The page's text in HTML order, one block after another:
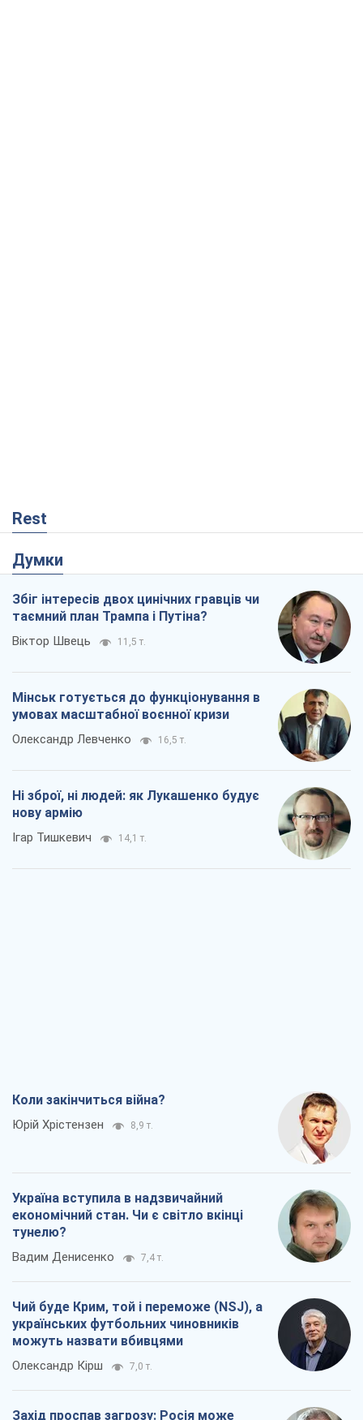
Rest
Думки
Збіг інтересів двох цинічних гравців чи
таємний план Трампа і Путіна?
Віктор Швець 11,5 т.
Мінськ готується до функціонування в
умовах масштабної воєнної кризи
Олександр Левченко 16,5 т.
Ні зброї, ні людей: як Лукашенко будує
нову армію
Ігар Тишкевич 14,1 т.
Коли закінчиться війна?
Юрій Хрістензен 8,9 т.
Україна вступила в надзвичайний
економічний стан. Чи є світло вкінці
тунелю?
Вадим Денисенко 7,4 т.
Чий буде Крим, той і переможе (NSJ), а
українських футбольних чиновників
можуть назвати вбивцями
Олександр Кірш 7,0 т.
Захід проспав загрозу: Росія може